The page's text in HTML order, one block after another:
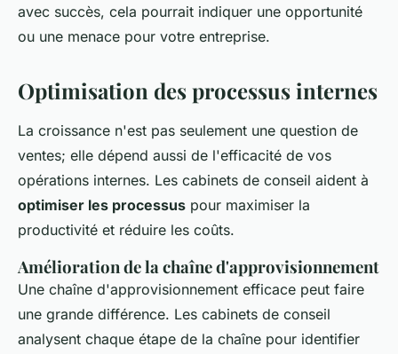
avec succès, cela pourrait indiquer une opportunité
ou une menace pour votre entreprise.
Optimisation des processus internes
La croissance n'est pas seulement une question de
ventes; elle dépend aussi de l'efficacité de vos
opérations internes. Les cabinets de conseil aident à
optimiser les processus pour maximiser la
productivité et réduire les coûts.
Amélioration de la chaîne d'approvisionnement
Une chaîne d'approvisionnement efficace peut faire
une grande différence. Les cabinets de conseil
analysent chaque étape de la chaîne pour identifier